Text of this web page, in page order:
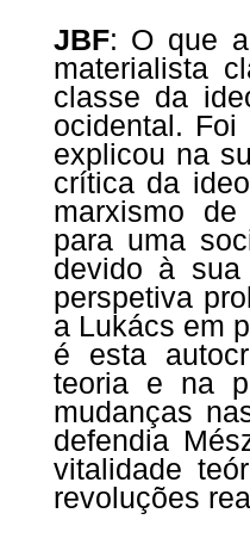
JBF: O que
materialista
classe da
ocidental.
explicou na
crítica da
marxismo
para uma
devido à
perspetiva
a Lukács em
é esta
teoria e na
mudanças
defendia
vitalidade
revoluções